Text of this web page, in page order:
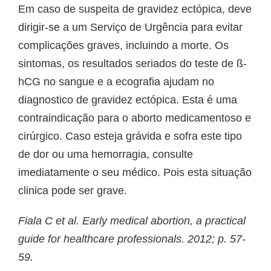
Em caso de suspeita de gravidez ectópica, deve
dirigir-se a um Serviço de Urgência para evitar
complicações graves, incluindo a morte. Os
sintomas, os resultados seriados do teste de ß-
hCG no sangue e a ecografia ajudam no
diagnostico de gravidez ectópica. Esta é uma
contraindicação para o aborto medicamentoso e
cirúrgico. Caso esteja grávida e sofra este tipo
de dor ou uma hemorragia, consulte
imediatamente o seu médico. Pois esta situação
clinica pode ser grave.
Fiala C et al. Early medical abortion, a practical
guide for healthcare professionals. 2012; p. 57-
59.